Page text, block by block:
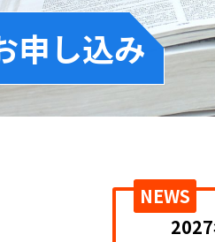
申し込み
NEWS